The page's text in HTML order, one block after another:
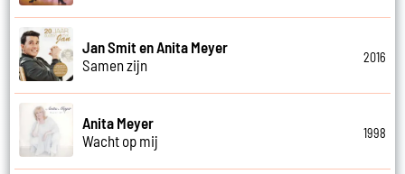
Jan Smit en Anita Meyer
Samen zijn
2016
Anita Meyer
Wacht op mij
1998